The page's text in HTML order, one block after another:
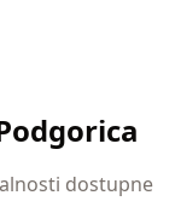
dostupne